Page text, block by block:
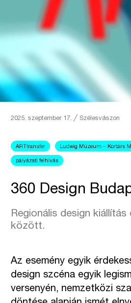
2025. szeptember 17.╱ Szélesvászon
ARTtransfer Ludwig Múzeum – Kortárs
pályázati felhívás
360 Design
Regionális design
között.
Az esemény egyik
design szcéna egyik
versenyén, nemzetközi